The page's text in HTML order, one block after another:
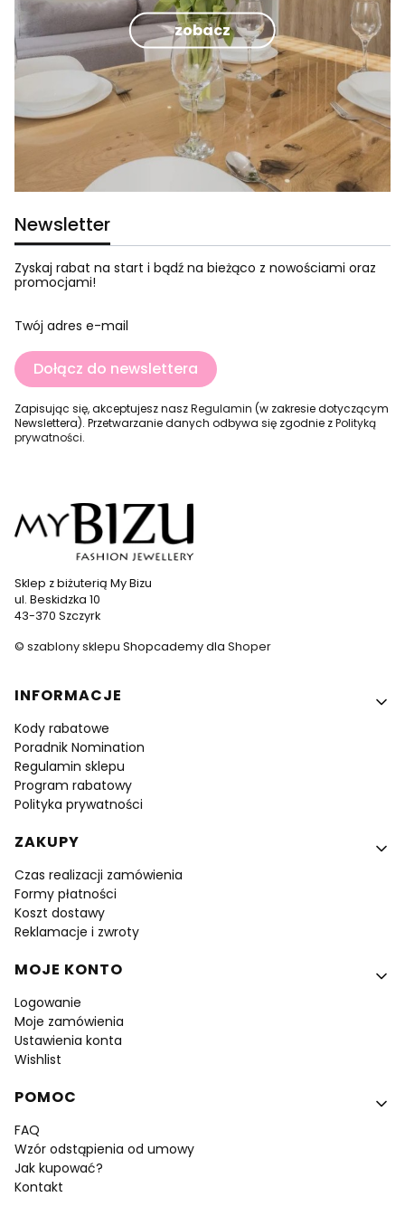
zobacz
Newsletter
Zyskaj rabat na start i bądź na bieżąco z nowościami oraz
promocjami!
Twój adres e-mail
Dołącz do newslettera
Zapisując się, akceptujesz naszRegulamin (w zakresie dotyczącym
Newslettera). Przetwarzanie danych odbywa się zgodnie zPolityką
prywatności.
Sklep z biżuterią My Bizu
ul. Beskidzka 10
43-370 Szczyrk
© szablony sklepu Shopcademy dla Shoper
Linki w stopce
INFORMACJE
Kody rabatowe
Poradnik Nomination
Regulamin sklepu
Program rabatowy
Polityka prywatności
ZAKUPY
Czas realizacji zamówienia
Formy płatności
Koszt dostawy
Reklamacje i zwroty
MOJE KONTO
Logowanie
Moje zamówienia
Ustawienia konta
Wishlist
POMOC
FAQ
Wzór odstąpienia od umowy
Jak kupować?
Kontakt